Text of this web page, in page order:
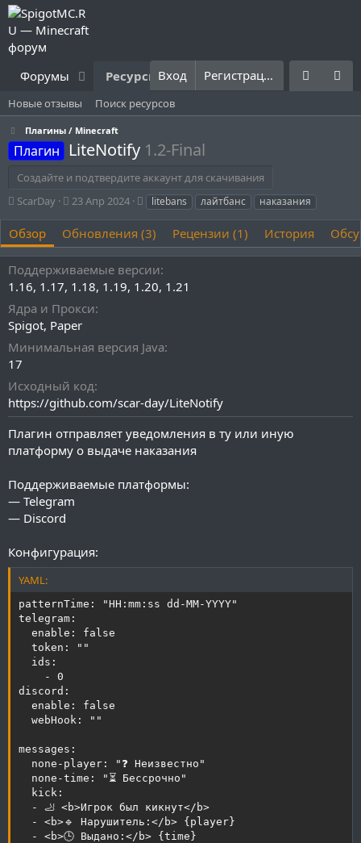
Форумы Ресурсы Что нового? Правила
Вход Регистрация
Новые отзывы Поиск ресурсов
Плагины / Minecraft
Плагин LiteNotify 1.2-Final
Создайте и подтвердите аккаунт для скачивания
А
т
о
р
ScarDay
Д
т
а
с
о
з
а
н
и
23 Апр 2024
Т
г
и
litebans лайтбанс наказания
Обзор Обновления (3) Рецензии (1) История
Поддерживаемые версии
1.16 1.17 1.18 1.19 1.20 1.21
Ядра и Прокси
Spigot Paper
Минимальная версия Java
17
Исходный код
https://github.com/scar-day/LiteNotify
Плагин отправляет уведомления в ту или иную
платформу о выдаче наказания
Поддерживаемые платформы:
— Telegram
— Discord
Конфигурация:
YAML:
patternTime: "HH:mm:ss dd-MM-YYYY"
telegram:
  enable: false
  token: ""
  ids:
    - 0
discord:
  enable: false
  webHook: ""
messages:
  none-player: "❓ Неизвестно"
  none-time: "⏳ Бессрочно"
  kick:
  - 🦶 <b>Игрок был кикнут</b>
  - <b>🔹 Нарушитель:</b> {player}
  - <b>🕒 Выдано:</b> {time}